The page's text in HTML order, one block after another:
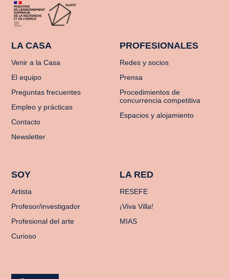
LA CASA
Venir a la Casa
El equipo
Preguntas frecuentes
Empleo y prácticas
Contacto
Newsletter
PROFESIONALES
Redes y socios
Prensa
Procedimientos de
concurrencia competitiva
Espacios y alojamiento
SOY
Artista
Profesor/investigador
Profesional del arte
Curioso
LA RED
RESEFE
¡Viva Villa!
MIAS